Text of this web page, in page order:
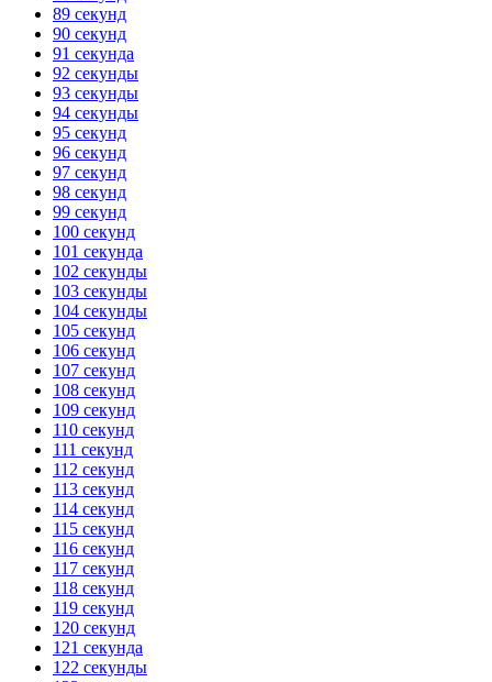
89 секунд
90 секунд
91 секунда
92 секунды
93 секунды
94 секунды
95 секунд
96 секунд
97 секунд
98 секунд
99 секунд
100 секунд
101 секунда
102 секунды
103 секунды
104 секунды
105 секунд
106 секунд
107 секунд
108 секунд
109 секунд
110 секунд
111 секунд
112 секунд
113 секунд
114 секунд
115 секунд
116 секунд
117 секунд
118 секунд
119 секунд
120 секунд
121 секунда
122 секунды